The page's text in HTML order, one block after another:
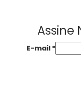
Assine
E-mail *